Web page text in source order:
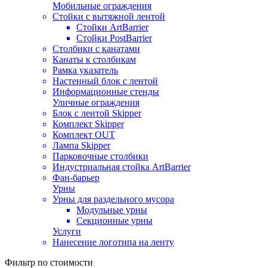
Мобильные ограждения
Стойки с вытяжной лентой
Стойки ArtBarrier
Стойки PostBarrier
Столбики с канатами
Канаты к столбикам
Рамка указатель
Настенный блок с лентой
Информационные стенды
Уличные ограждения
Блок с лентой Skipper
Комплект Skipper
Комплект OUT
Лампа Skipper
Парковочные столбики
Индустриальная стойка ArtBarrier
Фан-барьер
Урны
Урны для раздельного мусора
Модульные урны
Секционные урны
Услуги
Нанесение логотипа на ленту
Фильтр по стоимости